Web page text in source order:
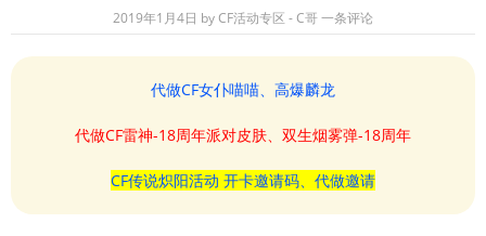
2019年1月4日 byCF活动专区 - C哥一条评论
代做CF女仆喵喵、高爆麟龙
代做CF雷神-18周年派对皮肤、双生烟雾弹-18周年
CF传说炽阳活动 开卡邀请码、代做邀请